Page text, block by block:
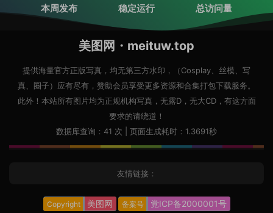
本周发布 稳定运行 总访问量
美图网・meituw.top
提供海量官方正版写真，均无第三方水印，（Cosplay、丝模、写
真、圈子）应有尽有，赞助会员享受更多资源和合集打包下载服务。
此外！本站所有图片均为正规机构写真，无露D，无大CD，有这方面
要求的请绕道！
数据库查询：41 次 | 页面生成耗时：1.3691秒
友情链接：
Copyright 美图网 备案号 党ICP备2000001号